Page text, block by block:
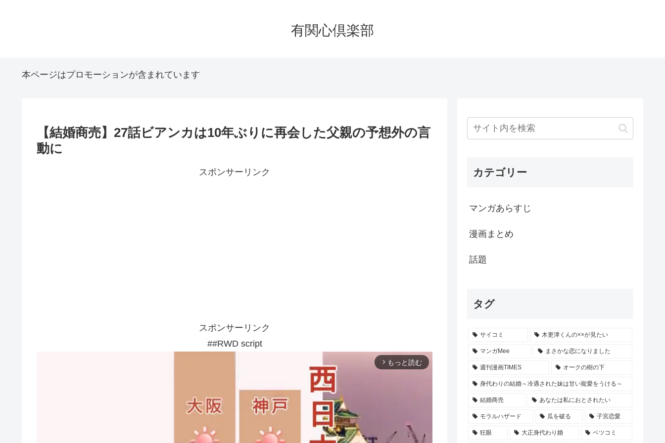
有関心倶楽部
本ページはプロモーションが含まれています
【結婚商売】27話ビアンカは10年ぶりに再会した父親の予想外の言
動に
スポンサーリンク
スポンサーリンク
##RWD script
arrow_forward_ios もっと読む
カテゴリー
マンガあらすじ
漫画まとめ
話題
タグ
サイコミ 木更津くんの××が見たい
マンガMee まさかな恋になりました
週刊漫画TIMES オークの樹の下
身代わりの結婚～冷遇された妹は甘い寵愛をうける～
結婚商売 あなたは私におとされたい
モラルハザード 瓜を破る 子宮恋愛
狂眼 大正身代わり婚 ベツコミ